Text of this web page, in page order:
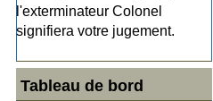
l'exterminateur Colonel
signifiera votre jugement.
Tableau de bord